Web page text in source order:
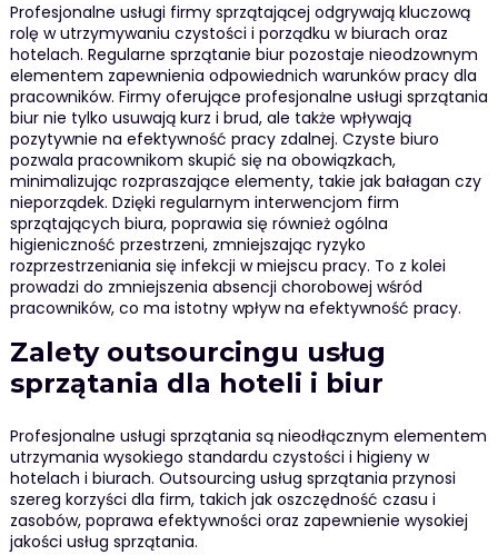
Profesjonalne usługi firmy sprzątającej odgrywają kluczową
rolę w utrzymywaniu czystości i porządku w biurach oraz
hotelach. Regularne sprzątanie biur pozostaje nieodzownym
elementem zapewnienia odpowiednich warunków pracy dla
pracowników. Firmy oferujące profesjonalne usługi sprzątania
biur nie tylko usuwają kurz i brud, ale także wpływają
pozytywnie na efektywność pracy zdalnej. Czyste biuro
pozwala pracownikom skupić się na obowiązkach,
minimalizując rozpraszające elementy, takie jak bałagan czy
nieporządek. Dzięki regularnym interwencjom firm
sprzątających biura, poprawia się również ogólna
higieniczność przestrzeni, zmniejszając ryzyko
rozprzestrzeniania się infekcji w miejscu pracy. To z kolei
prowadzi do zmniejszenia absencji chorobowej wśród
pracowników, co ma istotny wpływ na efektywność pracy.
Zalety outsourcingu usług
sprzątania dla hoteli i biur
Profesjonalne usługi sprzątania są nieodłącznym elementem
utrzymania wysokiego standardu czystości i higieny w
hotelach i biurach. Outsourcing usług sprzątania przynosi
szereg korzyści dla firm, takich jak oszczędność czasu i
zasobów, poprawa efektywności oraz zapewnienie wysokiej
jakości usług sprzątania.